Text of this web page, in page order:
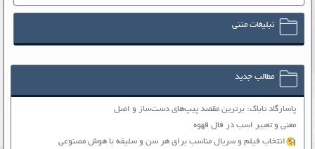
تبلیغات متنی
مطالب جدید
پاسارگاد تاباک: برترین مقصد پیپ‌های دست‌ساز و اصل
معنی و تعبیر اسب در فال قهوه
انتخاب فیلم و سریال مناسب برای هر سن و سلیقه با هوش مصنوعی